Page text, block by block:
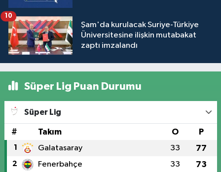
Şam'da kurulacak Suriye-Türkiye
Üniversitesine ilişkin mutabakat
zaptı imzalandı
10
Süper Lig Puan Durumu
Süper Lig
# Takım O P
1 Galatasaray 33 77
2 Fenerbahçe 33 73